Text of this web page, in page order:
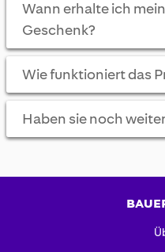
Wann erhalte ich
Geschenk?
Wie funktioniert das
Haben sie noch